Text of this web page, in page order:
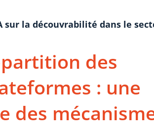
sur la découvrabilité dans le
des
: une
des